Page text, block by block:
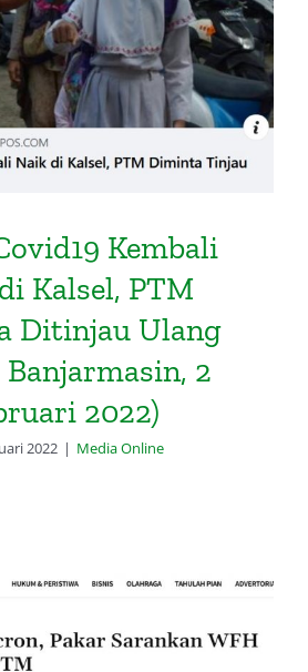
Kembali Naik di
Diminta Ditinjau
Banjarmasin, 2
2022)
Kembali
Kalsel, PTM
Ditinjau Ulang
Banjarmasin, 2
2022)
2022 | Media Online